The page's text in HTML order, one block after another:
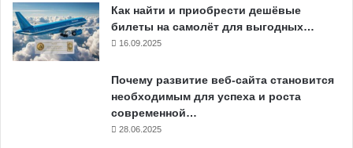
Как найти и приобрести дешёвые
билеты на самолёт для выгодных…
16.09.2025
Почему развитие веб-сайта становится
необходимым для успеха и роста
современной…
28.06.2025